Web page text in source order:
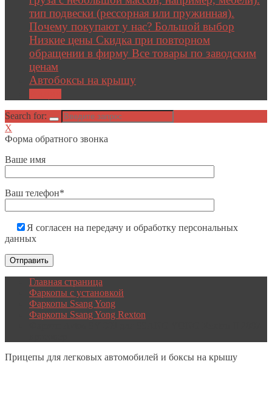
тип подвески (рессорная или пружинная).
Почему покупают у нас? Большой выбор
Низкие цены Скидка при повторном
обращении в фирму Все товары по заводским
ценам
Автобоксы на крышу
Search for:
X
Форма обратного звонка
Ваше имя
Ваш телефон*
Я согласен на передачу и обработку персональных
данных
Главная страница
Фаркопы с установкой
Фаркопы Ssang Yong
Фаркопы Ssang Yong Rexton
Прицепы для легковых автомобилей и боксы на крышу